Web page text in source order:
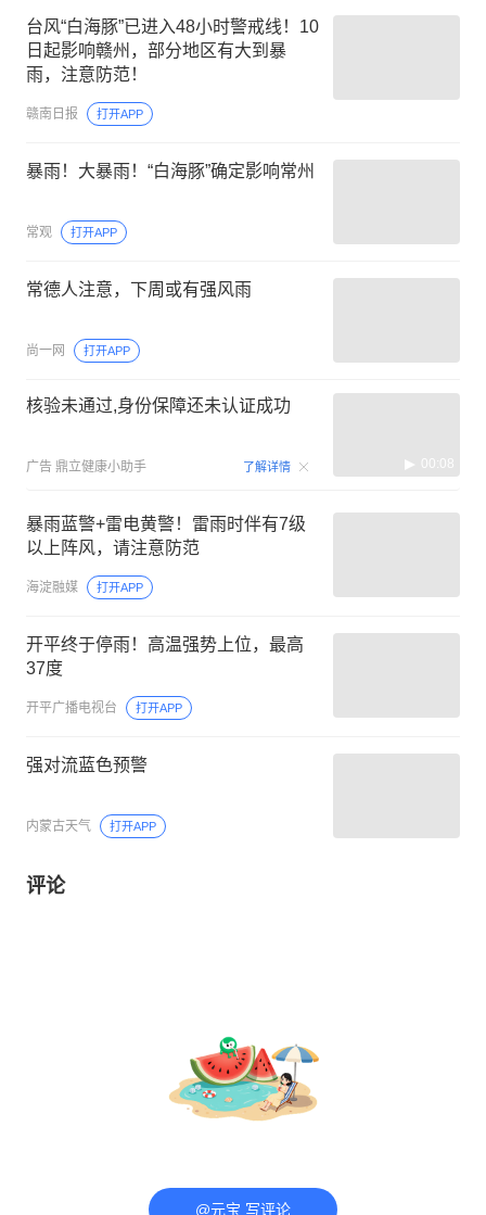
台风“白海豚”已进入48小时警戒线！10
日起影响赣州，部分地区有大到暴
雨，注意防范！
赣南日报 打开APP
暴雨！大暴雨！“白海豚”确定影响常州
常观 打开APP
常德人注意，下周或有强风雨
尚一网 打开APP
核验未通过,身份保障还未认证成功
广告 鼎立健康小助手 了解详情 00:08
暴雨蓝警+雷电黄警！雷雨时伴有7级
以上阵风，请注意防范
海淀融媒 打开APP
开平终于停雨！高温强势上位，最高
37度
开平广播电视台 打开APP
强对流蓝色预警
内蒙古天气 打开APP
评论
@元宝 写评论